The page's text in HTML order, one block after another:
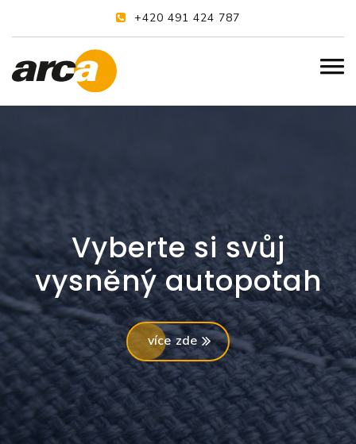
+420 491 424 787
Vyberte si svůj
vysněný autopotah
více zde